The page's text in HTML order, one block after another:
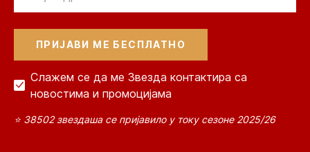
Слажем се да ме Звезда контактира са
новостима и промоцијама
⭐ 38502 звездаша се пријавило у току сезоне 2025/26